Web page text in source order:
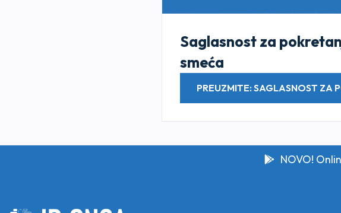
Saglasnost za
smeća
PREUZMITE: SAGLASNOST ZA
NOVO!